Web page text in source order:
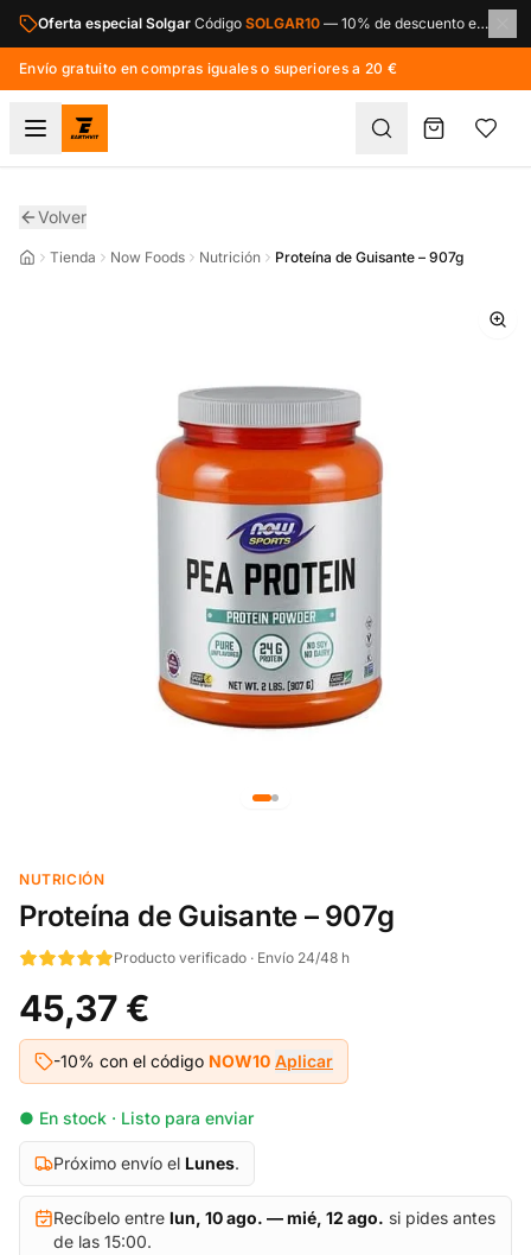
Saltar al contenido principal
Oferta especial Solgar Código SOLGAR10 — 10% de descuento en toda la marca Solgar.
Envío gratuito en compras iguales o superiores a 20 €
Volver
Tienda Now Foods Nutrición Proteína de Guisante – 907g
NUTRICIÓN
Proteína de Guisante – 907g
Producto verificado · Envío 24/48 h
45,37 €
-10% con el código NOW10 Aplicar
● En stock · Listo para enviar
Próximo envío el Lunes.
Recíbelo entre lun, 10 ago. — mié, 12 ago. si pides antes
de las 15:00.